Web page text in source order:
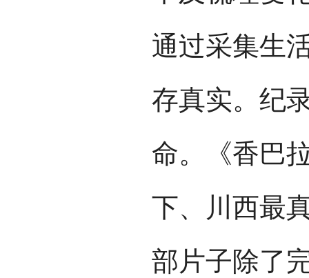
通过采集生
存真实。纪
命。《香巴
下、川西最
部片子除了